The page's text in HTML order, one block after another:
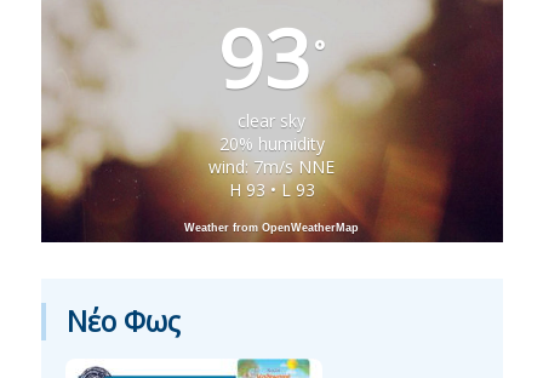
93°
clear sky
20% humidity
wind: 7m/s NNE
H 93 • L 93
Weather from OpenWeatherMap
Νέο Φως